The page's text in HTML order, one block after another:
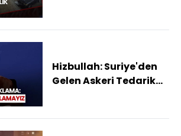
Düştüğü An!
Hizbullah: Suriye'den
Gelen Askeri Tedarik